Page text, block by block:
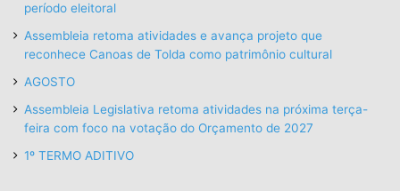
período eleitoral
Assembleia retoma atividades e avança projeto que
reconhece Canoas de Tolda como patrimônio cultural
AGOSTO
Assembleia Legislativa retoma atividades na próxima terça-
feira com foco na votação do Orçamento de 2027
1º TERMO ADITIVO